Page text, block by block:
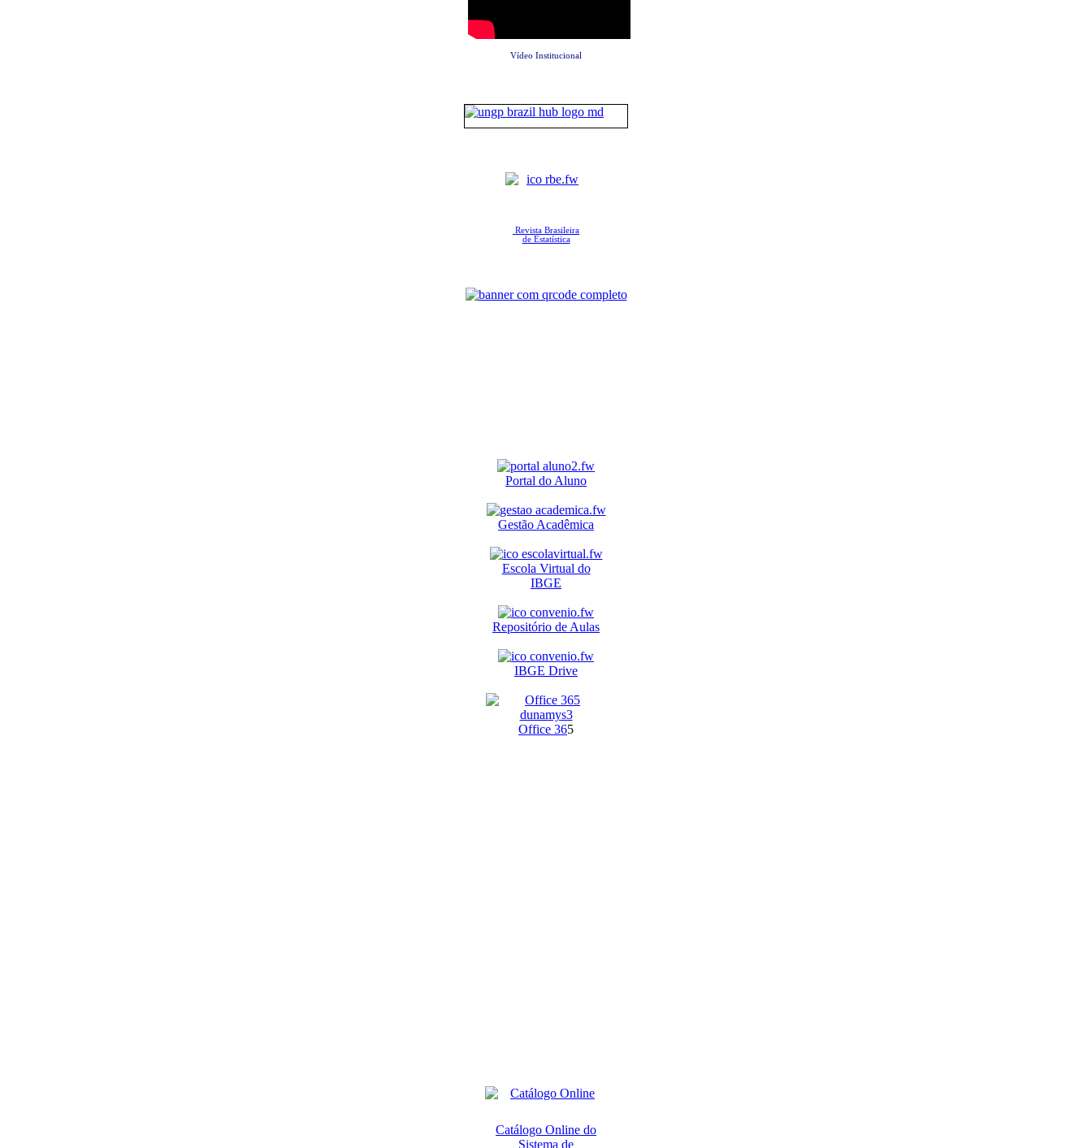
Vídeo Institucional
Revista Brasileira
de Estatística
Portal do Aluno
Gestão Acadêmica
Escola Virtual do
IBGE
Repositório de Aulas
IBGE Drive
Office 365
Catálogo Online do
Sistema de